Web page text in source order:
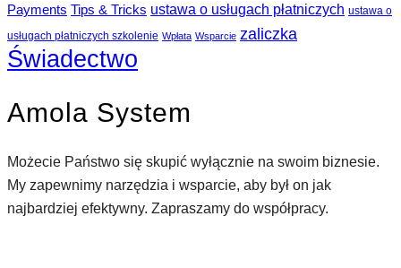
Payments Tips & Tricks ustawa o usługach płatniczych ustawa o
usługach płatniczych szkolenie Wpłata Wsparcie zaliczka
Świadectwo
Amola System
Możecie Państwo się skupić wyłącznie na swoim biznesie.
My zapewnimy narzędzia i wsparcie, aby był on jak
najbardziej efektywny. Zapraszamy do współpracy.